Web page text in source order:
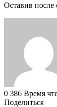
Оставив после
0 386 Время
Facebook
Twitter
LinkedIn
Tumblr
Pinterest
Вконтакте
Одноклассники
Фрезеровка
WhatsApp
Поделиться